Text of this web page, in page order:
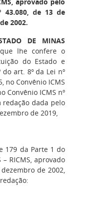
43.080, de 13 de
2002.
DE MINAS
lhe confere o
do Estado e
art. 8º da Lei nº
no Convênio ICMS
Convênio ICMS nº
redação dada pelo
de 2019,
179 da Parte 1 do
RICMS, aprovado
de 2002,